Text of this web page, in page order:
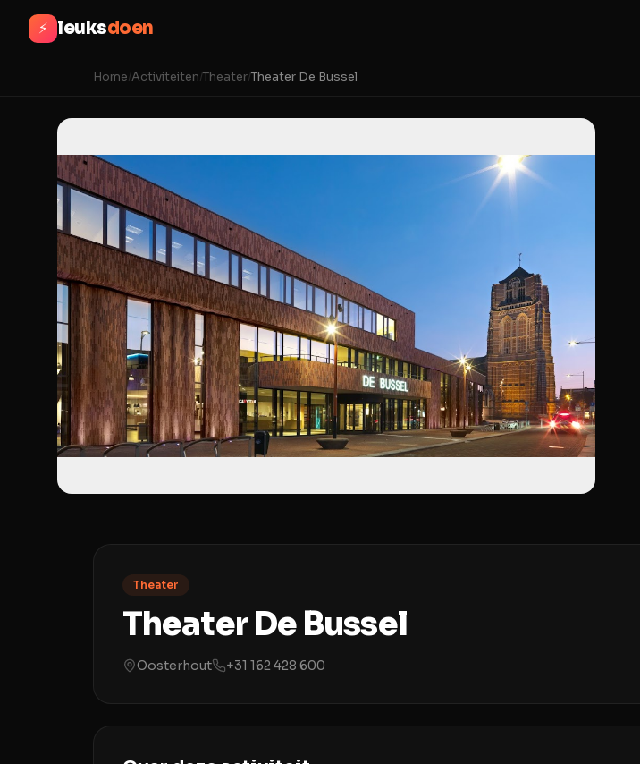
⚡ leuksdoen
Home/Activiteiten/Theater/Theater De Bussel
Theater
Theater De Bussel
Oosterhout +31 162 428 600